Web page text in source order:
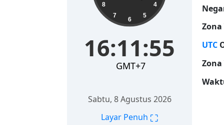
4
5
6
7
8
16:11:55
GMT+7
Sabtu, 8 Agustus 2026
Layar Penuh ⛶
UTC